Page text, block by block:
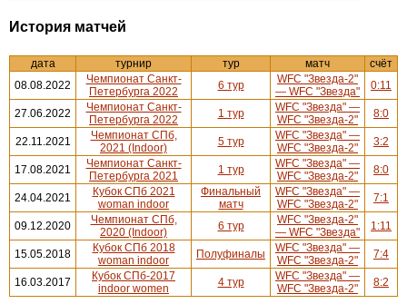
История матчей
дата турнир тур матч
счёт
08.08.2022
Чемпионат Санкт-
Петербурга 2022
6 тур
WFC "Звезда-2"
— WFC "Звезда"
0:11
27.06.2022
Чемпионат Санкт-
Петербурга 2022
1 тур
WFC "Звезда" —
WFC "Звезда-2"
8:0
22.11.2021
Чемпионат СПб,
2021 (Indoor)
5 тур
WFC "Звезда" —
WFC "Звезда-2"
3:2
17.08.2021
Чемпионат Санкт-
Петербурга 2021
1 тур
WFC "Звезда" —
WFC "Звезда-2"
8:0
24.04.2021
Кубок СПб 2021
woman indoor
Финальный
матч
WFC "Звезда" —
WFC "Звезда-2"
7:1
09.12.2020
Чемпионат СПб,
2020 (Indoor)
6 тур
WFC "Звезда-2"
— WFC "Звезда"
1:11
15.05.2018
Кубок СПб 2018
woman indoor
Полуфиналы
WFC "Звезда" —
WFC "Звезда-2"
7:4
16.03.2017
Кубок СПб-2017
indoor women
4 тур
WFC "Звезда" —
WFC "Звезда-2"
8:2